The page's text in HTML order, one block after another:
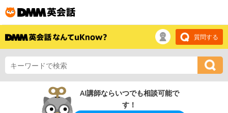
質問する
AI講師ならいつでも相談可能で
す！